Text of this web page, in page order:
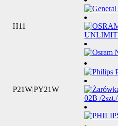
H11
P21W|PY21W